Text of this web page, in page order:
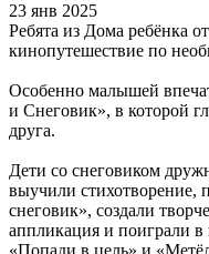
23 янв 2025
Ребята из Дома ребёнка
кинопутешествие по
Особенно малышей
и Снеговик», в которой
друга.
Дети со снеговиком
выучили стихотворение,
снеговик», создали
аппликация и поиграли